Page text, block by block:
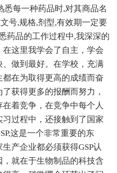
悉每一种药品时,对其商品名
号,规格,剂型,有效期一定要
药品的工作过程中,我深深的
这里我学会了自主，学会
做到最好。在学校，充满
在为取得更高的成绩而奋
获得更多的报酬而努力，
着竞争，在竞争中每个人
过程中，还接触到了国家
这是一个非常重要的东
产企业都必须获得GSP认
就在于生物制品的科技含